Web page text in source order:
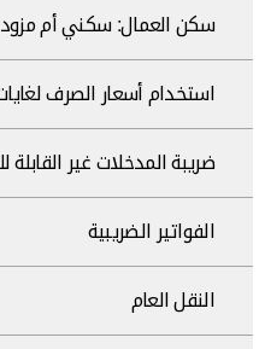
سكن العمال: سكني أم مزود
استخدام أسعار الصرف
ضريبة المدخلات غير
الفواتير الضريبية
النقل العام